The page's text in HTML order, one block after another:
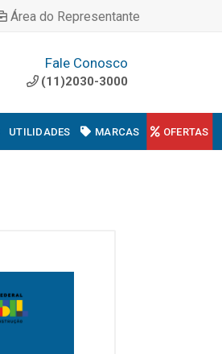
Área do Representante
Fale Conosco
(11)2030-3000
UTILIDADES MARCAS OFERTAS